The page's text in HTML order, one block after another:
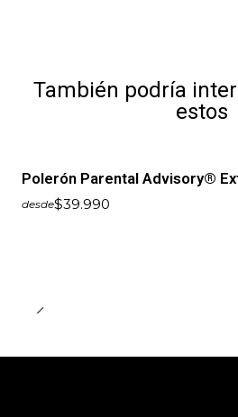
También podría
estos
Polerón Parental Advisory®
desde$39.990